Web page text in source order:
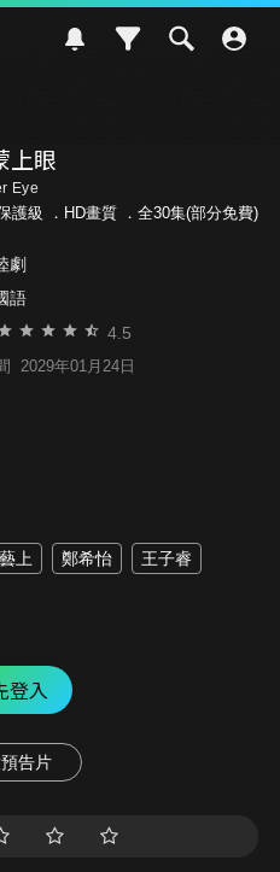
上眼
Eye
護級 ．HD畫質 ．全30集(部分免費)
劇
語
4.5
2029年01月24日
上 鄭希怡
王子睿
登入
告片